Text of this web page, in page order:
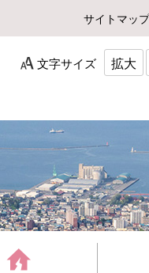
サイトマップ
文字サイズ 拡大